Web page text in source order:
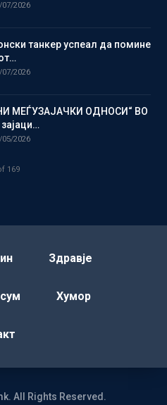
07/2026
танкер успеал да помине
07/2026
МЕЃУЗАЈАЧКИ ОДНОСИ“ ВО
05/2026
169
Здравје
Хумор
All Rights Reserved.